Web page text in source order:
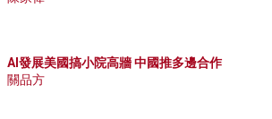
AI發展美國搞小院高牆 中國推多邊合作
關品方